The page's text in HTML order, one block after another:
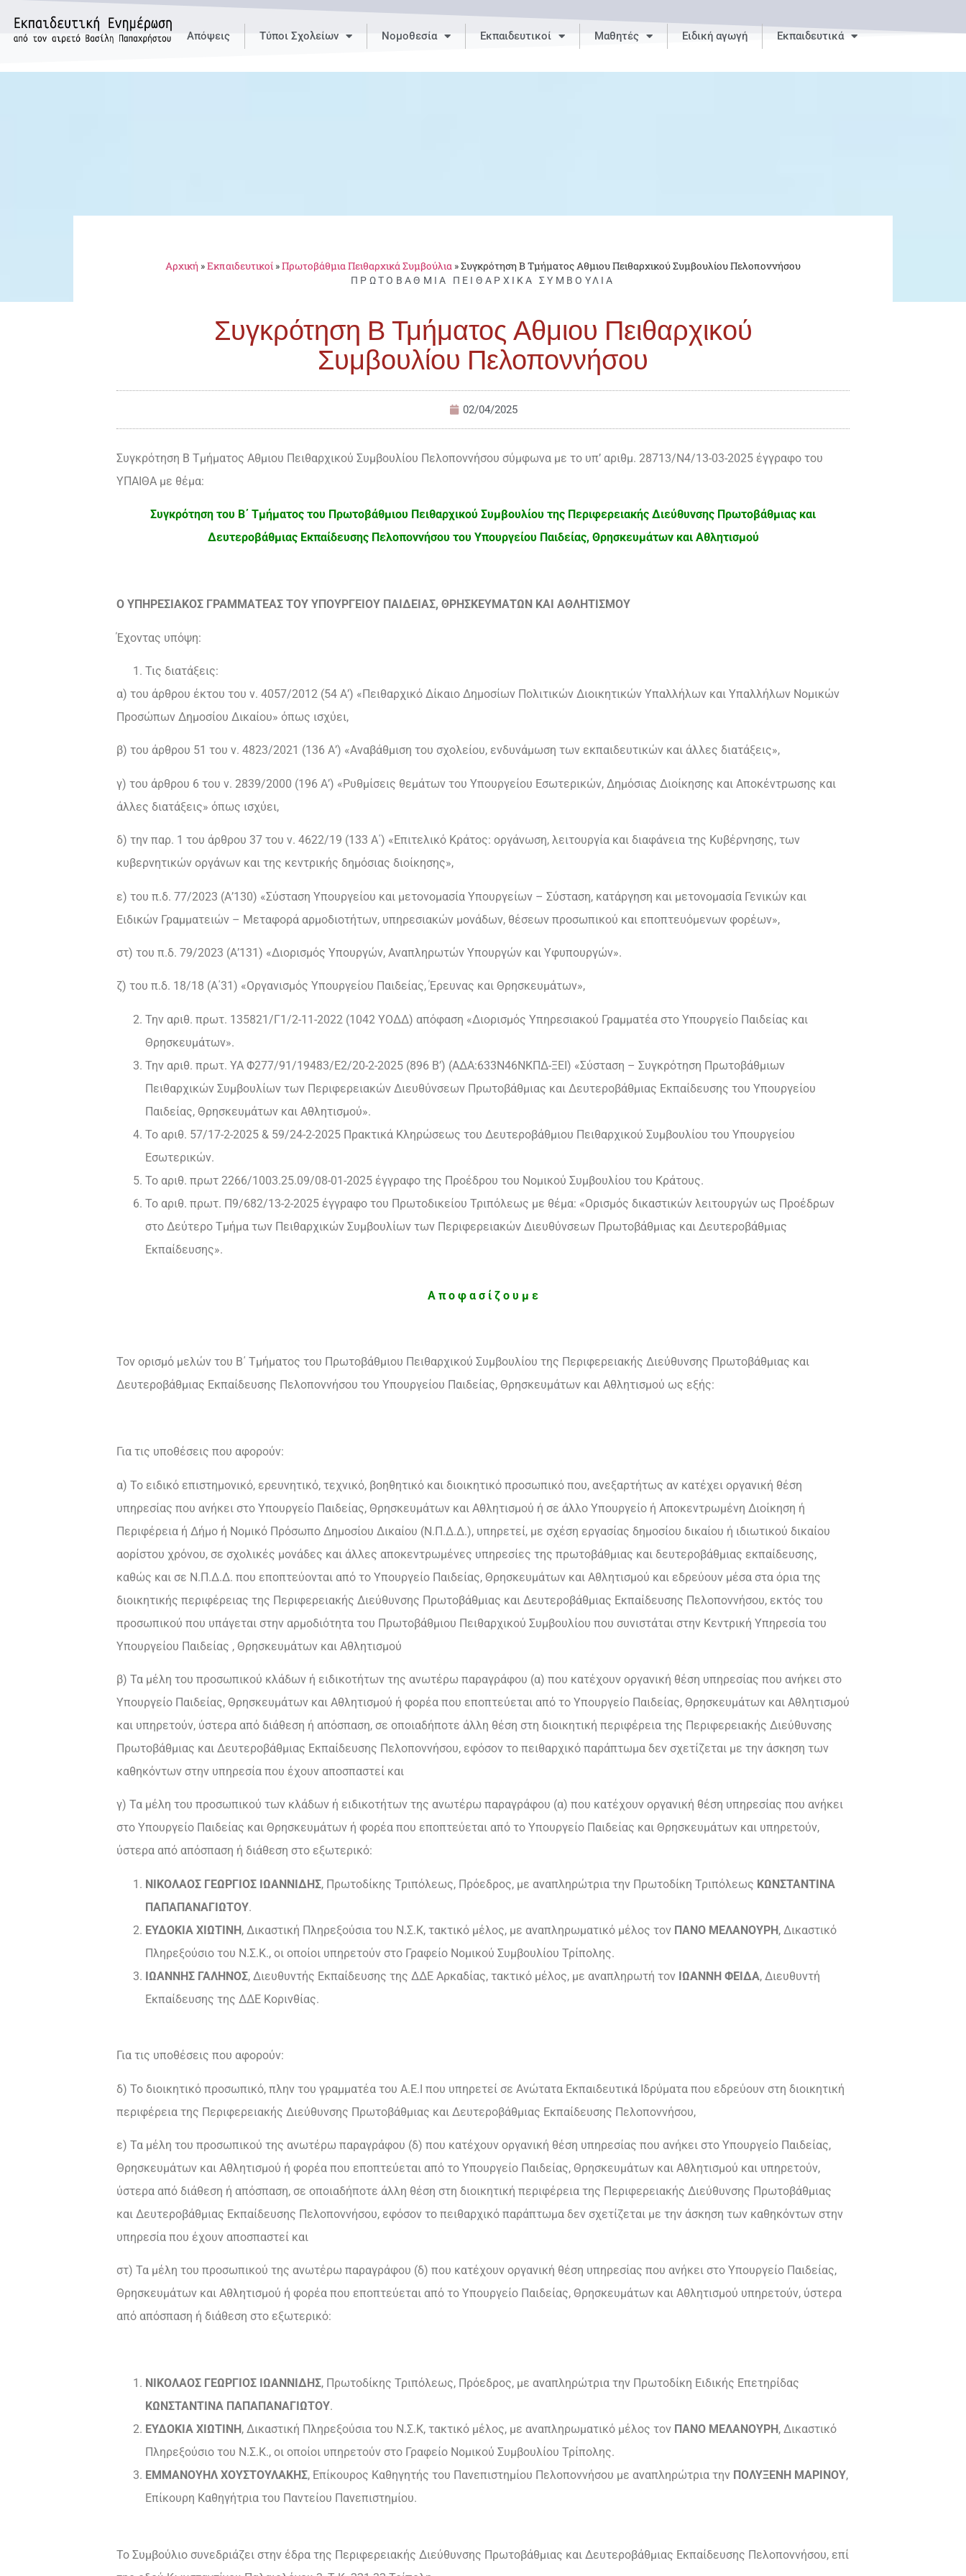
Απόψεις Τύποι Σχολείων Νομοθεσία Εκπαιδευτικοί Μαθητές Ειδική αγωγή Εκπαιδευτικά
Αρχική »Εκπαιδευτικοί »Πρωτοβάθμια Πειθαρχικά Συμβούλια »Συγκρότηση Β Τμήματος Αθμιου Πειθαρχικού Συμβουλίου Πελοποννήσου
ΠΡΩΤΟΒΆΘΜΙΑ ΠΕΙΘΑΡΧΙΚΆ ΣΥΜΒΟΎΛΙΑ
Συγκρότηση Β Τμήματος Αθμιου Πειθαρχικού
Συμβουλίου Πελοποννήσου
02/04/2025
Συγκρότηση Β Τμήματος Αθμιου Πειθαρχικού Συμβουλίου Πελοποννήσου σύμφωνα με το υπ’ αριθμ. 28713/Ν4/13-03-2025 έγγραφο του
ΥΠΑΙΘΑ με θέμα:
Συγκρότηση του Β΄ Τμήματος του Πρωτοβάθμιου Πειθαρχικού Συμβουλίου της Περιφερειακής Διεύθυνσης Πρωτοβάθμιας και
Δευτεροβάθμιας Εκπαίδευσης Πελοποννήσου του Υπουργείου Παιδείας, Θρησκευμάτων και Αθλητισμού
Ο ΥΠΗΡΕΣΙΑΚΟΣ ΓΡΑΜΜΑΤΕΑΣ ΤΟΥ ΥΠΟΥΡΓΕΙΟΥ ΠΑΙΔΕΙΑΣ, ΘΡΗΣΚΕΥΜΑΤΩΝ ΚΑΙ ΑΘΛΗΤΙΣΜΟΥ
Έχοντας υπόψη:
Τις διατάξεις:
α) του άρθρου έκτου του ν. 4057/2012 (54 Α’) «Πειθαρχικό Δίκαιο Δημοσίων Πολιτικών Διοικητικών Υπαλλήλων και Υπαλλήλων Νομικών
Προσώπων Δημοσίου Δικαίου» όπως ισχύει,
β) του άρθρου 51 του ν. 4823/2021 (136 Α’) «Αναβάθμιση του σχολείου, ενδυνάμωση των εκπαιδευτικών και άλλες διατάξεις»,
γ) του άρθρου 6 του ν. 2839/2000 (196 Α’) «Ρυθμίσεις θεμάτων του Υπουργείου Εσωτερικών, Δημόσιας Διοίκησης και Αποκέντρωσης και
άλλες διατάξεις» όπως ισχύει,
δ) την παρ. 1 του άρθρου 37 του ν. 4622/19 (133 Α΄) «Επιτελικό Κράτος: οργάνωση, λειτουργία και διαφάνεια της Κυβέρνησης, των
κυβερνητικών οργάνων και της κεντρικής δημόσιας διοίκησης»,
ε) του π.δ. 77/2023 (Α’130) «Σύσταση Υπουργείου και μετονομασία Υπουργείων – Σύσταση, κατάργηση και μετονομασία Γενικών και
Ειδικών Γραμματειών – Μεταφορά αρμοδιοτήτων, υπηρεσιακών μονάδων, θέσεων προσωπικού και εποπτευόμενων φορέων»,
στ) του π.δ. 79/2023 (Α’131) «Διορισμός Υπουργών, Αναπληρωτών Υπουργών και Υφυπουργών».
ζ) του π.δ. 18/18 (Α΄31) «Οργανισμός Υπουργείου Παιδείας, Έρευνας και Θρησκευμάτων»,
Την αριθ. πρωτ. 135821/Γ1/2-11-2022 (1042 ΥΟΔΔ) απόφαση «Διορισμός Υπηρεσιακού Γραμματέα στο Υπουργείο Παιδείας και
Θρησκευμάτων».
Την αριθ. πρωτ. YA Φ277/91/19483/Ε2/20-2-2025 (896 Β’) (ΑΔΑ:633Ν46ΝΚΠΔ-ΞΕΙ) «Σύσταση – Συγκρότηση Πρωτοβάθμιων
Πειθαρχικών Συμβουλίων των Περιφερειακών Διευθύνσεων Πρωτοβάθμιας και Δευτεροβάθμιας Εκπαίδευσης του Υπουργείου
Παιδείας, Θρησκευμάτων και Αθλητισμού».
Το αριθ. 57/17-2-2025 & 59/24-2-2025 Πρακτικά Κληρώσεως του Δευτεροβάθμιου Πειθαρχικού Συμβουλίου του Υπουργείου
Εσωτερικών.
Το αριθ. πρωτ 2266/1003.25.09/08-01-2025 έγγραφο της Προέδρου του Νομικού Συμβουλίου του Κράτους.
Το αριθ. πρωτ. Π9/682/13-2-2025 έγγραφο του Πρωτοδικείου Τριπόλεως με θέμα: «Ορισμός δικαστικών λειτουργών ως Προέδρων
στο Δεύτερο Τμήμα των Πειθαρχικών Συμβουλίων των Περιφερειακών Διευθύνσεων Πρωτοβάθμιας και Δευτεροβάθμιας
Εκπαίδευσης».
Α π ο φ α σ ί ζ ο υ μ ε
Τον ορισμό μελών του Β΄ Τμήματος του Πρωτοβάθμιου Πειθαρχικού Συμβουλίου της Περιφερειακής Διεύθυνσης Πρωτοβάθμιας και
Δευτεροβάθμιας Εκπαίδευσης Πελοποννήσου του Υπουργείου Παιδείας, Θρησκευμάτων και Αθλητισμού ως εξής:
Για τις υποθέσεις που αφορούν:
α) Το ειδικό επιστημονικό, ερευνητικό, τεχνικό, βοηθητικό και διοικητικό προσωπικό που, ανεξαρτήτως αν κατέχει οργανική θέση
υπηρεσίας που ανήκει στο Υπουργείο Παιδείας, Θρησκευμάτων και Αθλητισμού ή σε άλλο Υπουργείο ή Αποκεντρωμένη Διοίκηση ή
Περιφέρεια ή Δήμο ή Νομικό Πρόσωπο Δημοσίου Δικαίου (Ν.Π.Δ.Δ.), υπηρετεί, με σχέση εργασίας δημοσίου δικαίου ή ιδιωτικού δικαίου
αορίστου χρόνου, σε σχολικές μονάδες και άλλες αποκεντρωμένες υπηρεσίες της πρωτοβάθμιας και δευτεροβάθμιας εκπαίδευσης,
καθώς και σε Ν.Π.Δ.Δ. που εποπτεύονται από το Υπουργείο Παιδείας, Θρησκευμάτων και Αθλητισμού και εδρεύουν μέσα στα όρια της
διοικητικής περιφέρειας της Περιφερειακής Διεύθυνσης Πρωτοβάθμιας και Δευτεροβάθμιας Εκπαίδευσης Πελοποννήσου, εκτός του
προσωπικού που υπάγεται στην αρμοδιότητα του Πρωτοβάθμιου Πειθαρχικού Συμβουλίου που συνιστάται στην Κεντρική Υπηρεσία του
Υπουργείου Παιδείας , Θρησκευμάτων και Αθλητισμού
β) Τα μέλη του προσωπικού κλάδων ή ειδικοτήτων της ανωτέρω παραγράφου (α) που κατέχουν οργανική θέση υπηρεσίας που ανήκει στο
Υπουργείο Παιδείας, Θρησκευμάτων και Αθλητισμού ή φορέα που εποπτεύεται από το Υπουργείο Παιδείας, Θρησκευμάτων και Αθλητισμού
και υπηρετούν, ύστερα από διάθεση ή απόσπαση, σε οποιαδήποτε άλλη θέση στη διοικητική περιφέρεια της Περιφερειακής Διεύθυνσης
Πρωτοβάθμιας και Δευτεροβάθμιας Εκπαίδευσης Πελοποννήσου, εφόσον το πειθαρχικό παράπτωμα δεν σχετίζεται με την άσκηση των
καθηκόντων στην υπηρεσία που έχουν αποσπαστεί και
γ) Τα μέλη του προσωπικού των κλάδων ή ειδικοτήτων της ανωτέρω παραγράφου (α) που κατέχουν οργανική θέση υπηρεσίας που ανήκει
στο Υπουργείο Παιδείας και Θρησκευμάτων ή φορέα που εποπτεύεται από το Υπουργείο Παιδείας και Θρησκευμάτων και υπηρετούν,
ύστερα από απόσπαση ή διάθεση στο εξωτερικό:
ΝΙΚΟΛΑΟΣ ΓΕΩΡΓΙΟΣ ΙΩΑΝΝΙΔΗΣ, Πρωτοδίκης Τριπόλεως, Πρόεδρος, με αναπληρώτρια την Πρωτοδίκη Τριπόλεως ΚΩΝΣΤΑΝΤΙΝΑ
ΠΑΠΑΠΑΝΑΓΙΩΤΟΥ.
ΕΥΔΟΚΙΑ ΧΙΩΤΙΝΗ, Δικαστική Πληρεξούσια του Ν.Σ.Κ, τακτικό μέλος, με αναπληρωματικό μέλος τον ΠΑΝΟ ΜΕΛΑΝΟΥΡΗ, Δικαστικό
Πληρεξούσιο του Ν.Σ.Κ., οι οποίοι υπηρετούν στο Γραφείο Νομικού Συμβουλίου Τρίπολης.
ΙΩΑΝΝΗΣ ΓΑΛΗΝΟΣ, Διευθυντής Εκπαίδευσης της ΔΔΕ Αρκαδίας, τακτικό μέλος, με αναπληρωτή τον ΙΩΑΝΝΗ ΦΕΙΔΑ, Διευθυντή
Εκπαίδευσης της ΔΔΕ Κορινθίας.
Για τις υποθέσεις που αφορούν:
δ) Το διοικητικό προσωπικό, πλην του γραμματέα του Α.Ε.Ι που υπηρετεί σε Ανώτατα Εκπαιδευτικά Ιδρύματα που εδρεύουν στη διοικητική
περιφέρεια της Περιφερειακής Διεύθυνσης Πρωτοβάθμιας και Δευτεροβάθμιας Εκπαίδευσης Πελοποννήσου,
ε) Τα μέλη του προσωπικού της ανωτέρω παραγράφου (δ) που κατέχουν οργανική θέση υπηρεσίας που ανήκει στο Υπουργείο Παιδείας,
Θρησκευμάτων και Αθλητισμού ή φορέα που εποπτεύεται από το Υπουργείο Παιδείας, Θρησκευμάτων και Αθλητισμού και υπηρετούν,
ύστερα από διάθεση ή απόσπαση, σε οποιαδήποτε άλλη θέση στη διοικητική περιφέρεια της Περιφερειακής Διεύθυνσης Πρωτοβάθμιας
και Δευτεροβάθμιας Εκπαίδευσης Πελοποννήσου, εφόσον το πειθαρχικό παράπτωμα δεν σχετίζεται με την άσκηση των καθηκόντων στην
υπηρεσία που έχουν αποσπαστεί και
στ) Τα μέλη του προσωπικού της ανωτέρω παραγράφου (δ) που κατέχουν οργανική θέση υπηρεσίας που ανήκει στο Υπουργείο Παιδείας,
Θρησκευμάτων και Αθλητισμού ή φορέα που εποπτεύεται από το Υπουργείο Παιδείας, Θρησκευμάτων και Αθλητισμού υπηρετούν, ύστερα
από απόσπαση ή διάθεση στο εξωτερικό:
ΝΙΚΟΛΑΟΣ ΓΕΩΡΓΙΟΣ ΙΩΑΝΝΙΔΗΣ, Πρωτοδίκης Τριπόλεως, Πρόεδρος, με αναπληρώτρια την Πρωτοδίκη Ειδικής Επετηρίδας
ΚΩΝΣΤΑΝΤΙΝΑ ΠΑΠΑΠΑΝΑΓΙΩΤΟΥ.
ΕΥΔΟΚΙΑ ΧΙΩΤΙΝΗ , Δικαστική Πληρεξούσια του Ν.Σ.Κ, τακτικό μέλος, με αναπληρωματικό μέλος τον ΠΑΝΟ ΜΕΛΑΝΟΥΡΗ , Δικαστικό
Πληρεξούσιο του Ν.Σ.Κ., οι οποίοι υπηρετούν στο Γραφείο Νομικού Συμβουλίου Τρίπολης.
ΕΜΜΑΝΟΥΗΛ ΧΟΥΣΤΟΥΛΑΚΗΣ, Επίκουρος Καθηγητής του Πανεπιστημίου Πελοποννήσου με αναπληρώτρια την ΠΟΛΥΞΕΝΗ ΜΑΡΙΝΟΥ,
Επίκουρη Καθηγήτρια του Παντείου Πανεπιστημίου.
Το Συμβούλιο συνεδριάζει στην έδρα της Περιφερειακής Διεύθυνσης Πρωτοβάθμιας και Δευτεροβάθμιας Εκπαίδευσης Πελοποννήσου, επί